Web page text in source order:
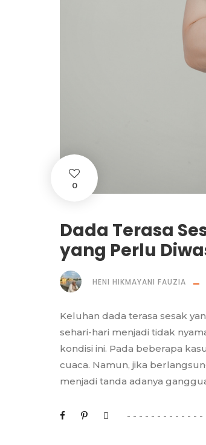
0
Dada Terasa
yang Perlu
HENI HIKMAYANI FAUZIA
Keluhan dada terasa sesak
sehari-hari menjadi tidak
kondisi ini. Pada beberapa
cuaca. Namun, jika
menjadi tanda adanya